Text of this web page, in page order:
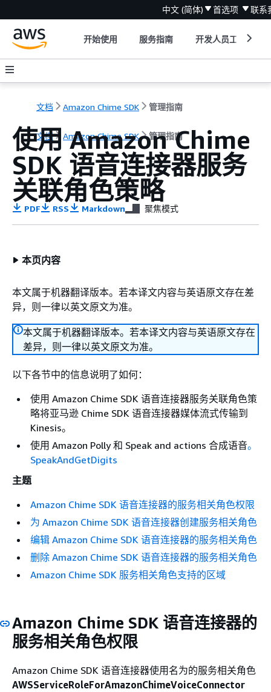
中文 (简体) 首选项 联系
开始使用 服务指南 开发人员工具
文档 Amazon Chime SDK 管理指南
文档 Amazon Chime SDK 管理指南
使用 Amazon Chime
SDK 语音连接器服务
关联角色策略
PDF RSS Markdown 聚焦模式
本页内容
本文属于机器翻译版本。若本译文内容与英语原文存在差
异，则一律以英文原文为准。
本文属于机器翻译版本。若本译文内容与英语原文存在
差异，则一律以英文原文为准。
以下各节中的信息说明了如何：
使用 Amazon Chime SDK 语音连接器服务关联角色策
略将亚马逊 Chime SDK 语音连接器媒体流式传输到
Kinesis。
使用 Amazon Polly 和 Speak and actions 合成语音。
SpeakAndGetDigits
主题
Amazon Chime SDK 语音连接器的服务相关角色权限
为 Amazon Chime SDK 语音连接器创建服务相关角色
编辑 Amazon Chime SDK 语音连接器的服务相关角色
删除 Amazon Chime SDK 语音连接器的服务相关角色
Amazon Chime SDK 服务相关角色支持的区域
Amazon Chime SDK 语音连接器的
服务相关角色权限
Amazon Chime SDK 语音连接器使用名为的服务相关角色
AWSServiceRoleForAmazonChimeVoiceConnector